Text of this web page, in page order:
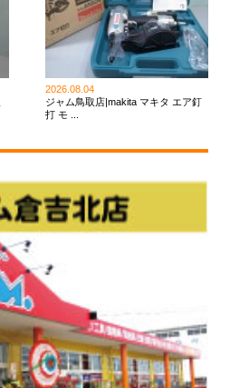
2026.08.04
ジャム鳥取店|makita マキタ エア釘
打 モ ...